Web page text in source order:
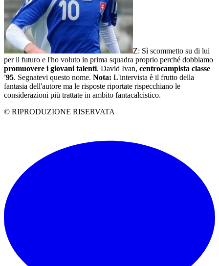
Z: Sì scommetto su di lui
per il futuro e l'ho voluto in prima squadra proprio perché dobbiamo
promuovere i giovani talenti. David Ivan, centrocampista classe
'95. Segnatevi questo nome. Nota: L'intervista è il frutto della
fantasia dell'autore ma le risposte riportate rispecchiano le
considerazioni più trattate in ambito fantacalcistico.
© RIPRODUZIONE RISERVATA